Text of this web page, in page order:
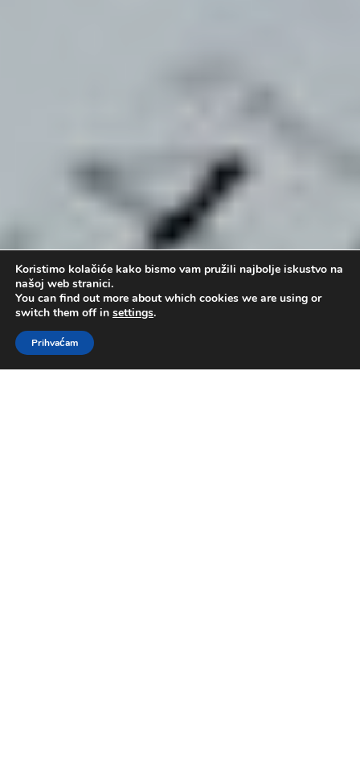
Koristimo kolačiće kako bismo vam pružili najbolje iskustvo na
našoj web stranici.
You can find out more about which cookies we are using or
switch them off in settings.
Prihvaćam